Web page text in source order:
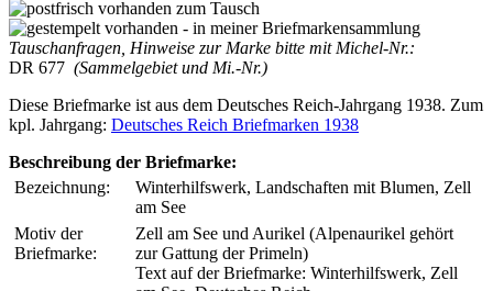
Tauschanfragen, Hinweise zur Marke bitte mit Michel-Nr.:
DR 677 (Sammelgebiet und Mi.-Nr.)
Diese Briefmarke ist aus dem Deutsches Reich-Jahrgang 1938. Zum
kpl. Jahrgang: Deutsches Reich Briefmarken 1938
Beschreibung der Briefmarke:
Bezeichnung:
Winterhilfswerk, Landschaften mit Blumen, Zell
am See
Motiv der
Briefmarke:
Zell am See und Aurikel (Alpenaurikel gehört
zur Gattung der Primeln)
Text auf der Briefmarke: Winterhilfswerk, Zell